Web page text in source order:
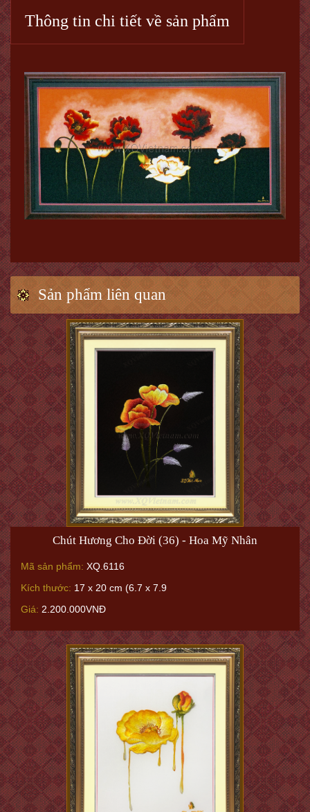
Thông tin chi tiết về sản phẩm
Sản phẩm liên quan
Chút Hương Cho Đời (36) - Hoa Mỹ Nhân
Mã sản phẩm: XQ.6116
Kích thước: 17 x 20 cm (6.7 x 7.9
Giá: 2.200.000VNĐ